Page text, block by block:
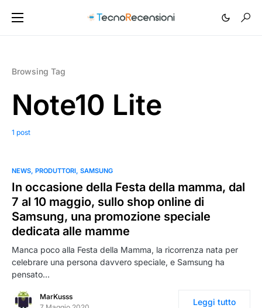
Browsing Tag
Note10 Lite
1 post
NEWS PRODUTTORI SAMSUNG
In occasione della Festa della mamma, dal
7 al 10 maggio, sullo shop online di
Samsung, una promozione speciale
dedicata alle mamme
Manca poco alla Festa della Mamma, la ricorrenza nata per
celebrare una persona davvero speciale, e Samsung ha
pensato…
MarKusss
Leggi tutto